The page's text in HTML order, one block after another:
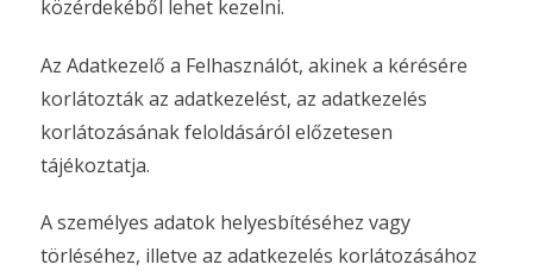
közérdekéből lehet kezelni.
Az Adatkezelő a Felhasználót, akinek a kérésére
korlátozták az adatkezelést, az adatkezelés
korlátozásának feloldásáról előzetesen
tájékoztatja.
A személyes adatok helyesbítéséhez vagy
törléséhez, illetve az adatkezelés korlátozásához